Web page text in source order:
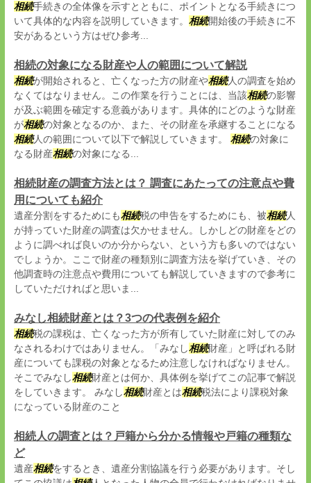
相続手続きの全体像を示すとともに、ポイントとなる手続きにつ
いて具体的な内容を説明していきます。 相続開始後の手続きに不
安があるという方はぜひ参考...
相続の対象になる財産や人の範囲について解説
相続が開始されると、亡くなった方の財産や相続人の調査を始め
なくてはなりません。この作業を行うことには、当該相続の影響
が及ぶ範囲を確定する意義があります。具体的にどのような財産
が相続の対象となるのか、また、その財産を承継することになる
相続人の範囲について以下で解説していきます。 相続の対象に
なる財産相続の対象になる...
相続財産の調査方法とは？ 調査にあたっての注意点や費
用についても紹介
遺産分割をするためにも相続税の申告をするためにも、被相続人
が持っていた財産の調査は欠かせません。しかしどの財産をどの
ように調べれば良いのか分からない、という方も多いのではない
でしょうか。ここで財産の種類別に調査方法を挙げていき、その
他調査時の注意点や費用についても解説していきますので参考に
していただければと思いま...
みなし相続財産とは？3つの代表例を紹介
相続税の課税は、亡くなった方が所有していた財産に対してのみ
なされるわけではありません。「みなし相続財産」と呼ばれる財
産についても課税の対象となるため注意しなければなりません。
そこでみなし相続財産とは何か、具体例を挙げてこの記事で解説
をしていきます。 みなし相続財産とは相続税法により課税対象
になっている財産のこと
相続人の調査とは？戸籍から分かる情報や戸籍の種類な
ど
遺産相続をするとき、遺産分割協議を行う必要があります。そし